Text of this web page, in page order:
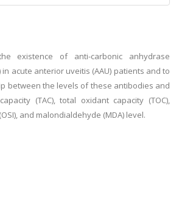
existence of anti-carbonic anhydrase
in acute anterior uveitis (AAU) patients and to
between the levels of these antibodies and
(TAC), total oxidant capacity (TOC),
and malondialdehyde (MDA) level.